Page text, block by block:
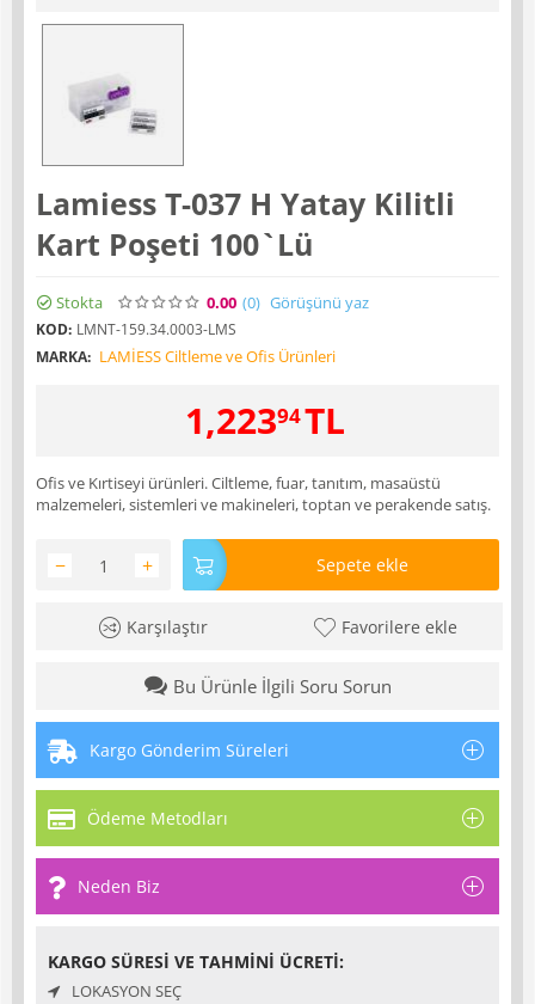
Lamiess T-037 H Yatay Kilitli
Kart Poşeti 100`Lü
Stokta 0.00 (0) Görüşünü yaz
KOD: LMNT-159.34.0003-LMS
MARKA: LAMİESS Ciltleme ve Ofis Ürünleri
1,22394TL
Ofis ve Kırtiseyi ürünleri. Ciltleme, fuar, tanıtım, masaüstü
malzemeleri, sistemleri ve makineleri, toptan ve perakende satış.
+
− Sepete ekle
Karşılaştır Favorilere ekle
Bu Ürünle İlgili Soru Sorun
Kargo Gönderim Süreleri
Ödeme Metodları
Neden Biz
KARGO SÜRESI VE TAHMINI ÜCRETI:
LOKASYON SEÇ